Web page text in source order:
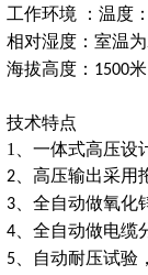
工作环境 ：温度
相对湿度：室温为
海拔高度： 1500
技术特点
1、一体式高压设
2 、高压输出采
3 、全自动做氧
4 、全自动做电
5 、自动耐压试